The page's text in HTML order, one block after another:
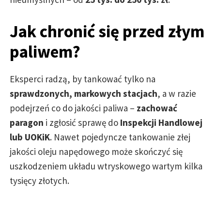
Jak chronić się przed złym
paliwem?
Eksperci radzą, by tankować tylko na
sprawdzonych, markowych stacjach, a w razie
podejrzeń co do jakości paliwa – zachować
paragon i zgłosić sprawę do Inspekcji Handlowej
lub UOKiK. Nawet pojedyncze tankowanie złej
jakości oleju napędowego może skończyć się
uszkodzeniem układu wtryskowego wartym kilka
tysięcy złotych.